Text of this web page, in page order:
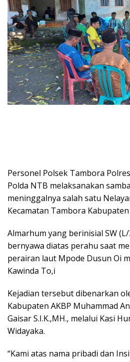
Personel Polsek Tambora
Polda NTB melaksanakan
meninggalnya salah satu
Kecamatan Tambora Kabupaten
Almarhum yang berinisial SW
bernyawa diatas perahu saat
perairan laut Mpode Dusun Oi
Kawinda To,i
Kejadian tersebut dibenarkan
Kabupaten AKBP Muhammad
Gaisar S.I.K.,MH., melalui Kasi
Widayaka.
“Kami atas nama pribadi dan